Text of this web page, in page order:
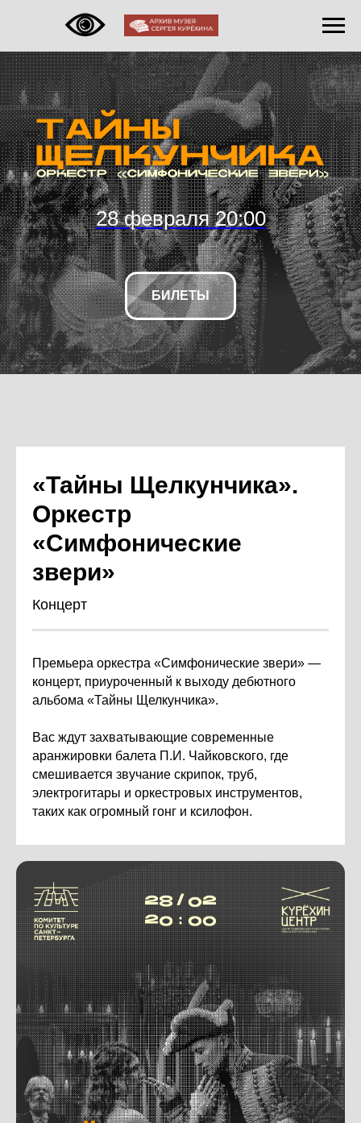
28 февраля 20:00
БИЛЕТЫ
«Тайны Щелкунчика».
Оркестр
«Симфонические
звери»
Концерт
Премьера оркестра «Симфонические звери» —
концерт, приуроченный к выходу дебютного
альбома «Тайны Щелкунчика».
Вас ждут захватывающие современные
аранжировки балета П.И. Чайковского, где
смешивается звучание скрипок, труб,
электрогитары и оркестровых инструментов,
таких как огромный гонг и ксилофон.